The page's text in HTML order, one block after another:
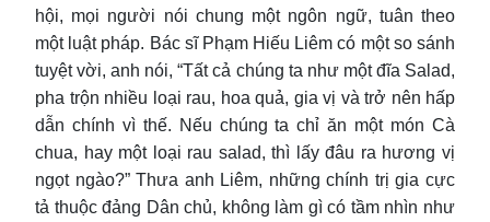
hội, mọi người nói chung một ngôn ngữ, tuân theo
một luật pháp. Bác sĩ Phạm Hiếu Liêm có một so sánh
tuyệt vời, anh nói, “Tất cả chúng ta như một đĩa Salad,
pha trộn nhiều loại rau, hoa quả, gia vị và trở nên hấp
dẫn chính vì thế. Nếu chúng ta chỉ ăn một món Cà
chua, hay một loại rau salad, thì lấy đâu ra hương vị
ngọt ngào?” Thưa anh Liêm, những chính trị gia cực
tả thuộc đảng Dân chủ, không làm gì có tầm nhìn như